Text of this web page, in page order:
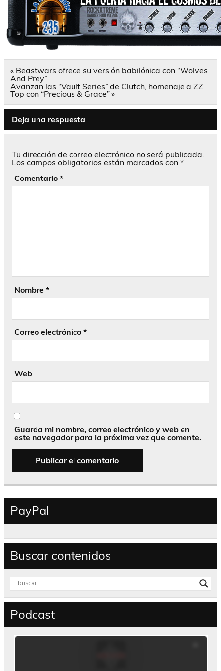
Navegación
de
entradas
« Beastwars ofrece su versión babilónica con “Wolves
And Prey”
Avanzan las “Vault Series” de Clutch, homenaje a ZZ
Top con “Precious & Grace” »
Deja una respuesta
Tu dirección de correo electrónico no será publicada.
Los campos obligatorios están marcados con *
Comentario *
Nombre *
Correo electrónico *
Web
Guarda mi nombre, correo electrónico y web en
este navegador para la próxima vez que comente.
PayPal
Buscar contenidos
Podcast